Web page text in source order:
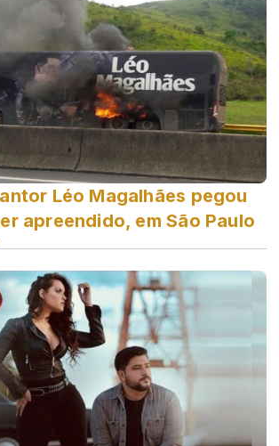
Léo Magalhães pegou
apreendido, em São Paulo